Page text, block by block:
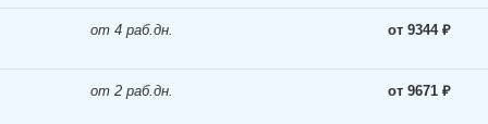
от 4 раб.дн. от 9344 ₽
от 2 раб.дн. от 9671 ₽